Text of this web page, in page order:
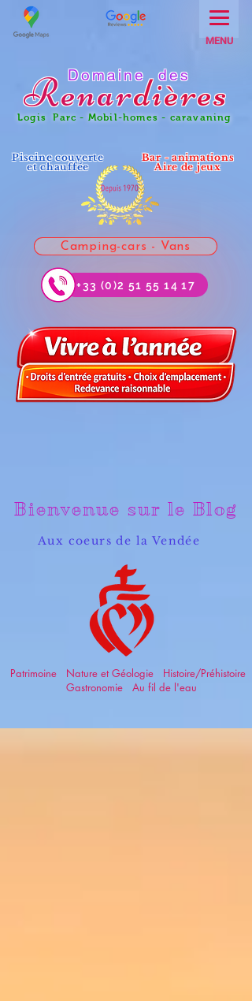
MENU
Domaine des
Renardières
Parc - Mobil-homes - caravaning
Piscine couverte
et chauffée
Bar - animations
Aire de jeux
Camping-cars - Vans
+33 (0)2 51 55 14 17
Bienvenue sur le Blog
Aux coeurs de la Vendée
Patrimoine Nature et Géologie Histoire/Préhistoire
Gastronomie Au fil de l'eau